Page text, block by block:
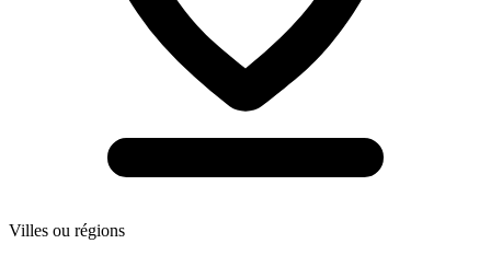
Villes ou régions